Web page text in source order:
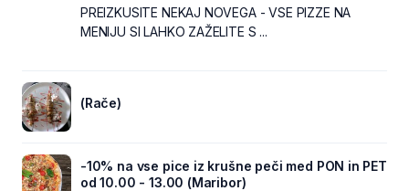
PREIZKUSITE NEKAJ NOVEGA - VSE PIZZE NA
MENIJU SI LAHKO ZAŽELITE S ...
(Rače)
-10% na vse pice iz krušne peči med PON in PET
od 10.00 - 13.00 (Maribor)